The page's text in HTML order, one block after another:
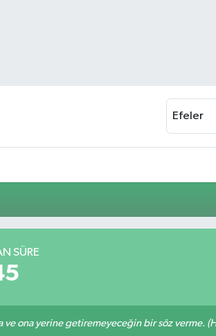
Efeler
SÜRE
ve ona yerine getiremeyeceğin bir söz verme.